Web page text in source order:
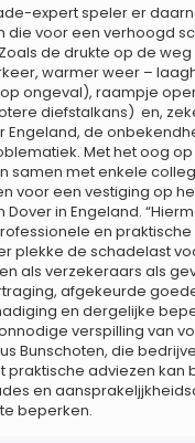
expert speler er
die voor een verhoogd
de drukte op de
warmer weer –
ongeval), raampje
diefstalkans) en,
Engeland, de
Met het oog
samen met enkele
voor een vestiging op
in Engeland.
en
plekke de schadelast
als verzekeraars als
afgekeurde
en dergelijke
verspilling van
Bunschoten, die
praktische adviezen kan
en
beperken.